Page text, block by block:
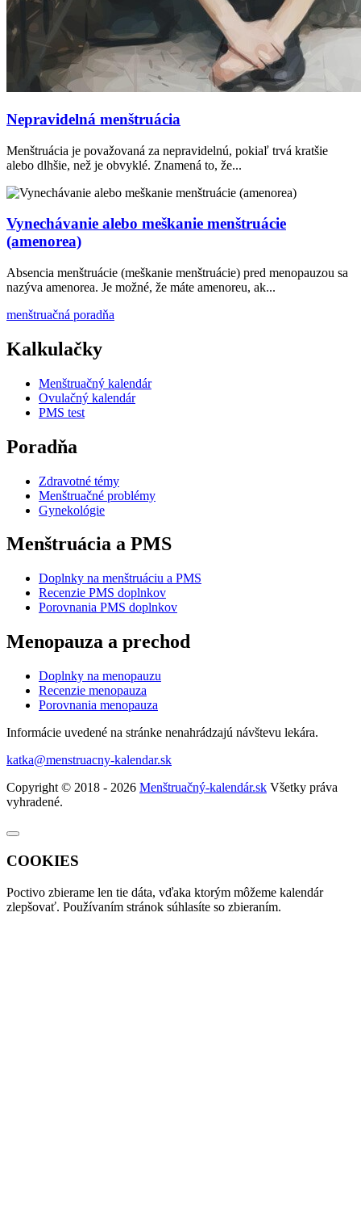
Nepravidelná menštruácia
Menštruácia je považovaná za nepravidelnú, pokiaľ trvá kratšie
alebo dlhšie, než je obvyklé. Znamená to, že...
Vynechávanie alebo meškanie menštruácie
(amenorea)
Absencia menštruácie (meškanie menštruácie) pred menopauzou sa
nazýva amenorea. Je možné, že máte amenoreu, ak...
menštruačná poradňa
Kalkulačky
Menštruačný kalendár
Ovulačný kalendár
PMS test
Poradňa
Zdravotné témy
Menštruačné problémy
Gynekológie
Menštruácia a PMS
Doplnky na menštruáciu a PMS
Recenzie PMS doplnkov
Porovnania PMS doplnkov
Menopauza a prechod
Doplnky na menopauzu
Recenzie menopauza
Porovnania menopauza
Informácie uvedené na stránke nenahrádzajú návštevu lekára.
katka@menstruacny-kalendar.sk
Copyright © 2018 - 2026 Menštruačný-kalendár.sk Všetky práva
vyhradené.
COOKIES
Poctivo zbierame len tie dáta, vďaka ktorým môžeme kalendár
zlepšovať. Používaním stránok súhlasíte so zbieraním.